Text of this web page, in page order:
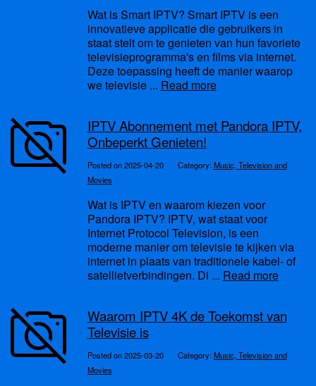
Wat is Smart IPTV? Smart IPTV is een
innovatieve applicatie die gebruikers in
staat stelt om te genieten van hun favoriete
televisieprogramma's en films via internet.
Deze toepassing heeft de manier waarop
we televisie ... Read more
IPTV Abonnement met Pandora IPTV,
Onbeperkt Genieten!
Posted on 2025-04-20 Category:Music, Television and
Movies
Wat is IPTV en waarom kiezen voor
Pandora IPTV? IPTV, wat staat voor
Internet Protocol Television, is een
moderne manier om televisie te kijken via
internet in plaats van traditionele kabel- of
satellietverbindingen. Di ... Read more
Waarom IPTV 4K de Toekomst van
Televisie is
Posted on 2025-03-20 Category:Music, Television and
Movies